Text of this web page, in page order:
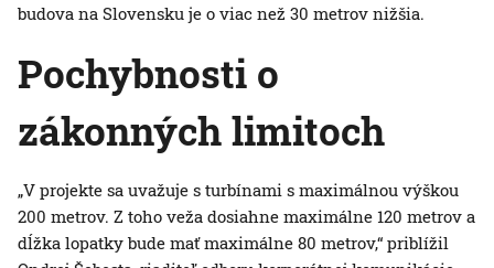
budova na Slovensku je o viac než 30 metrov nižšia.
Pochybnosti o
zákonných limitoch
„V projekte sa uvažuje s turbínami s maximálnou výškou
200 metrov. Z toho veža dosiahne maximálne 120 metrov a
dĺžka lopatky bude mať maximálne 80 metrov,“ priblížil